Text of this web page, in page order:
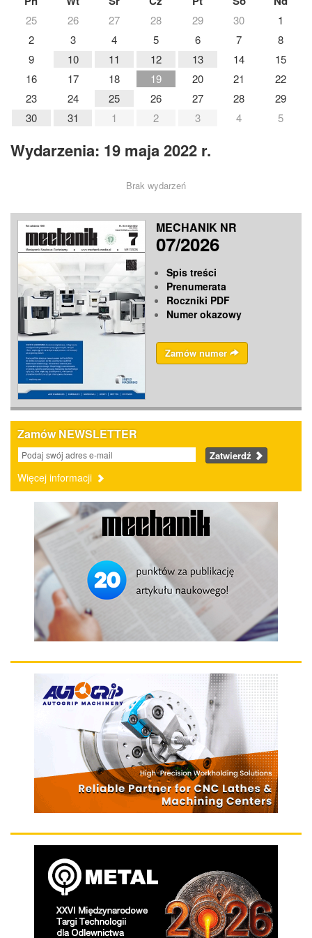
25 26 27 28 29 30
1
2
3 4 5 6 7
8
9
10 11 12 13 14
15
16
17 18 19 20 21
22
23
24 25 26 27 28
29
30
31 1 2 3 4 5
Wydarzenia: 19 maja 2022 r.
Brak wydarzeń
MECHANIK NR
07/2026
Spis treści
Prenumerata
Roczniki PDF
Numer okazowy
Zamów numer
Zamów NEWSLETTER
Zatwierdź
Więcej informacji